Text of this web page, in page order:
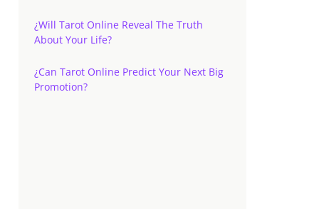
¿Will Tarot Online Reveal The Truth
About Your Life?
¿Can Tarot Online Predict Your Next Big
Promotion?